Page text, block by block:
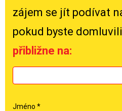
zájem se jít podívat
pokud byste
přibližne na:
Jméno *